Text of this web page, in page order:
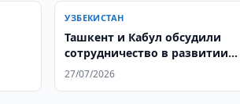
УЗБЕКИСТАН
Ташкент и Кабул обсудили
сотрудничество в развитии
городов
27/07/2026